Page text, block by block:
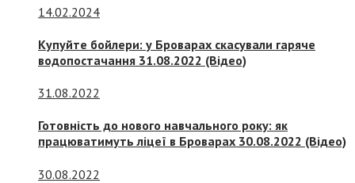
14.02.2024
Купуйте бойлери: у Броварах скасували гаряче
водопостачання 31.08.2022 (Відео)
31.08.2022
Готовність до нового навчального року: як
працюватимуть ліцеї в Броварах 30.08.2022 (Відео)
30.08.2022